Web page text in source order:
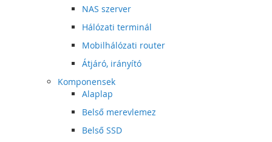
NAS szerver
Hálózati terminál
Mobilhálózati router
Átjáró, irányító
Komponensek
Alaplap
Belső merevlemez
Belső SSD